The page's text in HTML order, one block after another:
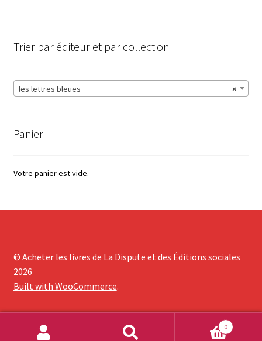
Trier par éditeur et par collection
×
les lettres bleues
Panier
Votre panier est vide.
© Acheter les livres de La Dispute et des Éditions sociales
2026
Built with WooCommerce.
0